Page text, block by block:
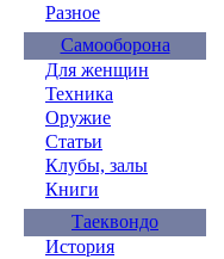
Разное
Самооборона
Для женщин
Техника
Оружие
Статьи
Клубы, залы
Книги
Таеквондо
История